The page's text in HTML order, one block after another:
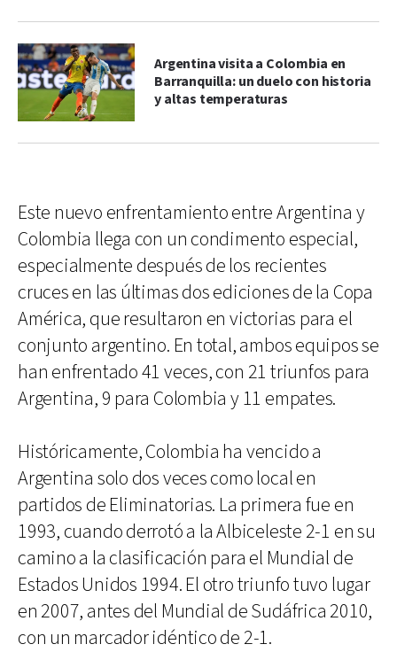
Argentina visita a Colombia en
Barranquilla: un duelo con historia
y altas temperaturas
Este nuevo enfrentamiento entre Argentina y
Colombia llega con un condimento especial,
especialmente después de los recientes
cruces en las últimas dos ediciones de la Copa
América, que resultaron en victorias para el
conjunto argentino. En total, ambos equipos se
han enfrentado 41 veces, con 21 triunfos para
Argentina, 9 para Colombia y 11 empates.
Históricamente, Colombia ha vencido a
Argentina solo dos veces como local en
partidos de Eliminatorias. La primera fue en
1993, cuando derrotó a la Albiceleste 2-1 en su
camino a la clasificación para el Mundial de
Estados Unidos 1994. El otro triunfo tuvo lugar
en 2007, antes del Mundial de Sudáfrica 2010,
con un marcador idéntico de 2-1.